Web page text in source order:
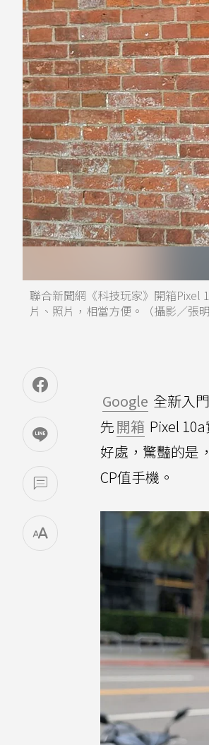
聯合新聞網《科技玩家》開箱Pixel
片、照片，相當方便。（攝影／張明
Google 全新入
先開箱 Pixel
好處，驚豔的是
CP值手機。